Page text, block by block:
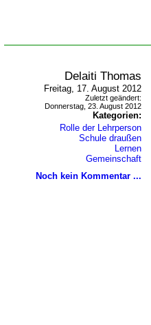
Delaiti Thomas
Freitag, 17. August 2012
Zuletzt geändert:
Donnerstag, 23. August 2012
Kategorien:
Rolle der Lehrperson
Schule draußen
Lernen
Gemeinschaft
Noch kein Kommentar ...